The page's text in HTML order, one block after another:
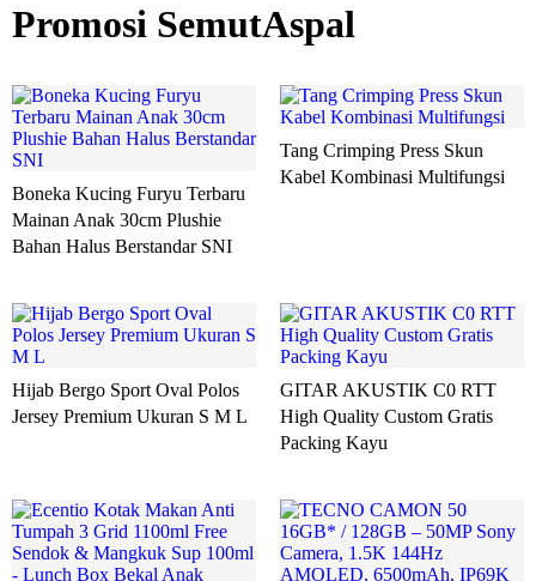
Promosi SemutAspal
Boneka Kucing Furyu Terbaru
Mainan Anak 30cm Plushie
Bahan Halus Berstandar SNI
Tang Crimping Press Skun
Kabel Kombinasi Multifungsi
Hijab Bergo Sport Oval Polos
Jersey Premium Ukuran S M L
GITAR AKUSTIK C0 RTT
High Quality Custom Gratis
Packing Kayu